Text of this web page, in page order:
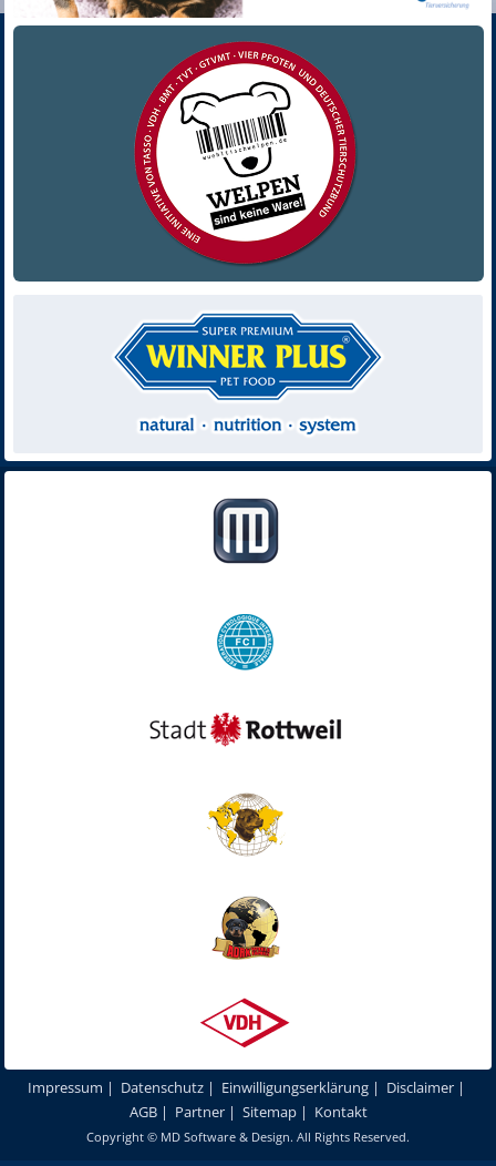
Impressum | Datenschutz | Einwilligungserklärung | Disclaimer |
AGB| Partner| Sitemap| Kontakt
Copyright © MD Software & Design. All Rights Reserved.